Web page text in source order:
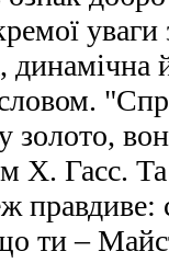
уваги
золото,
Х. Гасс. Та
ти –